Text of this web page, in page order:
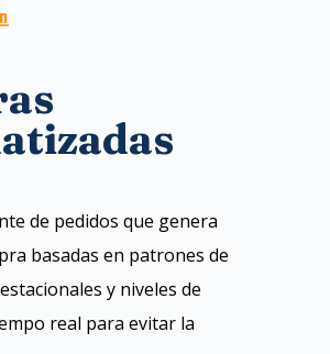
de pedidos que genera
basadas en patrones de
y niveles de
real para evitar la